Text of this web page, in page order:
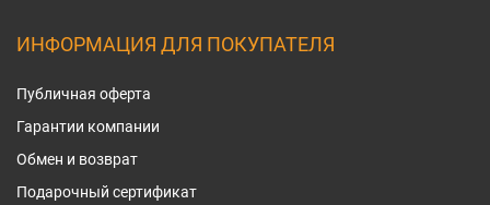
ИНФОРМАЦИЯ ДЛЯ ПОКУПАТЕЛЯ
Публичная оферта
Гарантии компании
Обмен и возврат
Подарочный сертификат